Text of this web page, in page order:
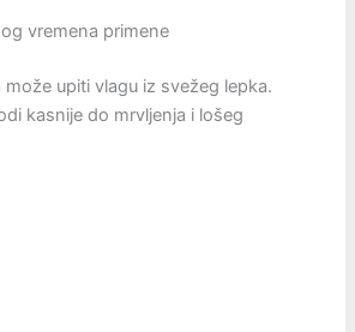
vremena primene
upiti vlagu iz svežeg lepka.
kasnije do mrvljenja i lošeg